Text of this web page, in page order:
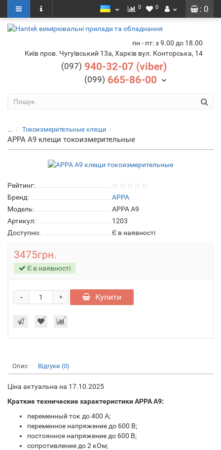
: 0
0 0
пн - пт: з 9.00 до 18.00
Київ пров. Чугуївський 13а, Харків вул. Конторська, 14
(097) 940-32-07 (viber)
(099) 665-86-00
... Токоизмерительные клещи
APPA A9 клещи токоизмерительные
Рейтинг:
Бренд:
APPA
Модель:
APPA A9
Артикул:
1203
Доступно:
Є в наявності
3475грн.
Є в наявності
+
- Купити
Опис Відгуки (0)
Ціна актуальна на 17.10.2025
Краткие технические характеристики APPA A9:
переменный ток до 400 A;
переменное напряжение до 600 В;
постоянное напряжение до 600 В;
сопротивление до 2 кОм;